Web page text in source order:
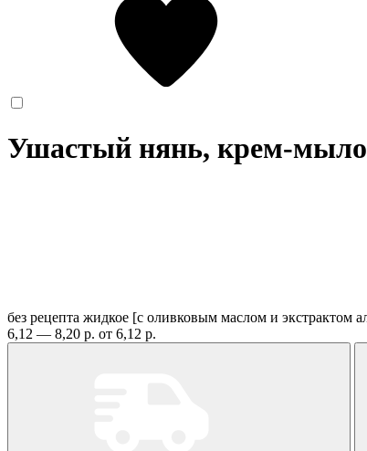
Ушастый нянь, крем-
без рецепта жидкое [с оливковым маслом и экстрактом
6,12 — 8,20 р. от 6,12 р.